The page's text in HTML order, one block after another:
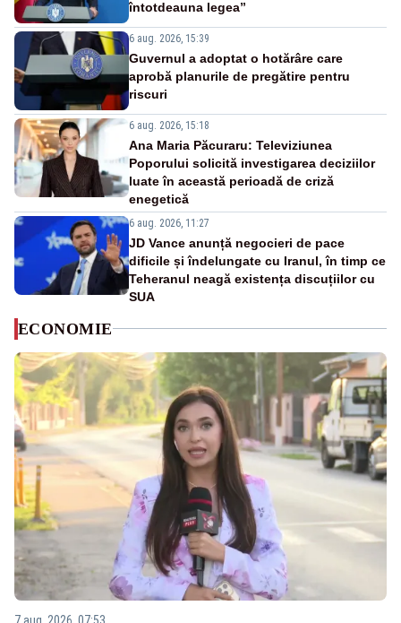
întotdeauna legea”
6 aug. 2026, 15:39
Guvernul a adoptat o hotărâre care
aprobă planurile de pregătire pentru
riscuri
6 aug. 2026, 15:18
Ana Maria Păcuraru: Televiziunea
Poporului solicită investigarea deciziilor
luate în această perioadă de criză
enegetică
6 aug. 2026, 11:27
JD Vance anunță negocieri de pace
dificile și îndelungate cu Iranul, în timp ce
Teheranul neagă existența discuțiilor cu
SUA
ECONOMIE